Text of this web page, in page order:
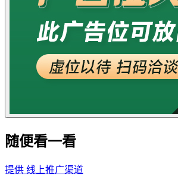
随便看一看
提供 线上推广渠道